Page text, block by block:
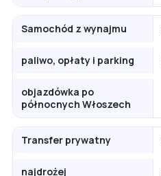
Samochód z wynajmu
paliwo, opłaty i parking
objazdówka po
północnych Włoszech
Transfer prywatny
najdrożej